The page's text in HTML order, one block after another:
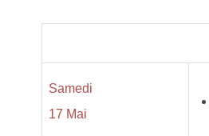
Samedi
17 Mai